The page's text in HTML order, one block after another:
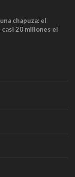
chapuza: el
20 millones el
cabían por los